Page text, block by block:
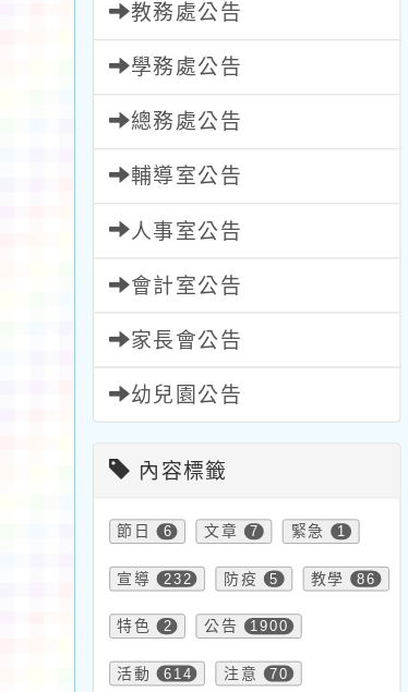
教務處公告
學務處公告
總務處公告
輔導室公告
人事室公告
會計室公告
家長會公告
幼兒園公告
內容標籤
節日 6 文章 7 緊急 1
宣導 232 防疫 5 教學 86
特色 2 公告 1900
活動 614 注意 70